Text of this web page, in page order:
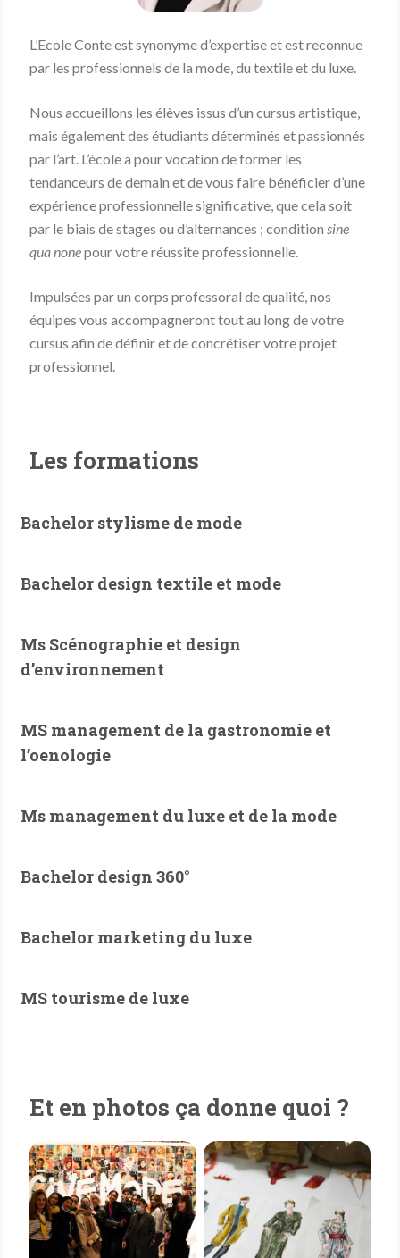
L’Ecole Conte est synonyme d’expertise et est reconnue
par les professionnels de la mode, du textile et du luxe.
Nous accueillons les élèves issus d’un cursus artistique,
mais également des étudiants déterminés et passionnés
par l’art. L’école a pour vocation de former les
tendanceurs de demain et de vous faire bénéficier d’une
expérience professionnelle significative, que cela soit
par le biais de stages ou d’alternances ; condition sine
qua nonepour votre réussite professionnelle.
Impulsées par un corps professoral de qualité, nos
équipes vous accompagneront tout au long de votre
cursus afin de définir et de concrétiser votre projet
professionnel.
Les formations
Bachelor stylisme de mode
Bachelor design textile et mode
Ms Scénographie et design
d’environnement
MS management de la gastronomie et
l’oenologie
Ms management du luxe et de la mode
Bachelor design 360°
Bachelor marketing du luxe
MS tourisme de luxe
Et en photos ça donne quoi ?